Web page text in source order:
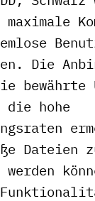
Die
bewährte
hohe
Dateien
werden